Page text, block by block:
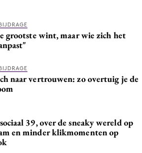
grootste wint, maar wie zich het
naar vertrouwen: zo overtuig je de
39, over de sneaky wereld op
en minder klikmomenten op